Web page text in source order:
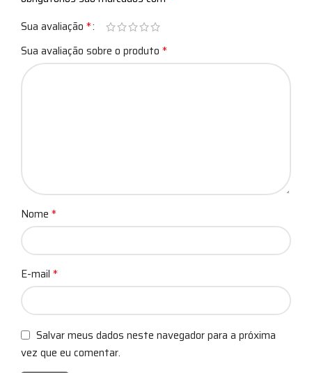
Sua avaliação *
Sua avaliação sobre o produto *
Nome *
E-mail *
Salvar meus dados neste navegador para a próxima
vez que eu comentar.